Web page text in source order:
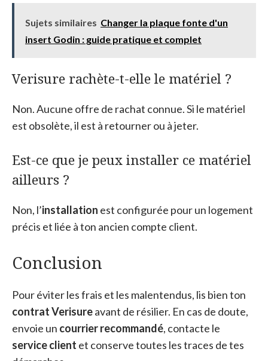
Sujets similaires Changer la plaque fonte d'un
insert Godin : guide pratique et complet
Verisure rachète-t-elle le matériel ?
Non. Aucune offre de rachat connue. Si le matériel
est obsolète, il est à retourner ou à jeter.
Est-ce que je peux installer ce matériel
ailleurs ?
Non, l’installation est configurée pour un logement
précis et liée à ton ancien compte client.
Conclusion
Pour éviter les frais et les malentendus, lis bien ton
contrat Verisureavant de résilier. En cas de doute,
envoie un courrier recommandé, contacte le
service client et conserve toutes les traces de tes